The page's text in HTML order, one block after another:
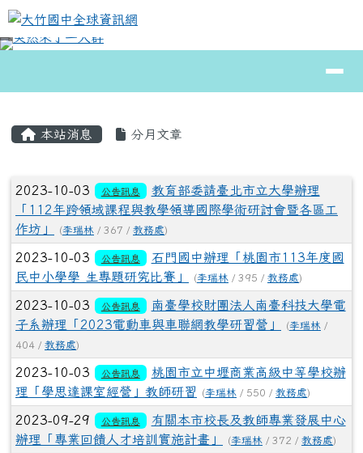
跳至主內容區
大竹國中全球資訊網
⏸
本站消息 分月文章
文章列表
2023-10-03 公告訊息
教育部委請臺北市立大學辦理
「112年跨領域課程與教學領導國際學術研討會暨各區工
作坊」
(李瑞林 / 367 / 教務處)
2023-10-03 公告訊息
石門國中辦理「桃園市113年度國
民中小學學 生專題研究比賽」
(李瑞林 / 395 / 教務處)
2023-10-03 公告訊息
南臺學校財團法人南臺科技大學電
子系辦理「2023電動車與車聯網教學研習營」
(李瑞林 /
404 / 教務處)
2023-10-03 公告訊息
桃園市立中壢商業高級中等學校辦
理「學思達課室經營」教師研習
(李瑞林 / 550 / 教務處)
2023-09-29 公告訊息
有關本市校長及教師專業發展中心
辦理「專業回饋人才培訓實施計畫」
(李瑞林 / 372 / 教務處)